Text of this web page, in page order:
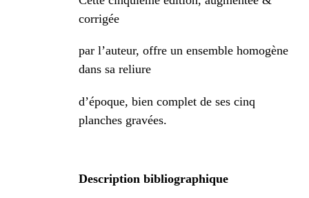
corrigée
par l’auteur, offre un ensemble homogène
dans sa reliure
d’époque, bien complet de ses cinq
planches gravées.
Description bibliographique